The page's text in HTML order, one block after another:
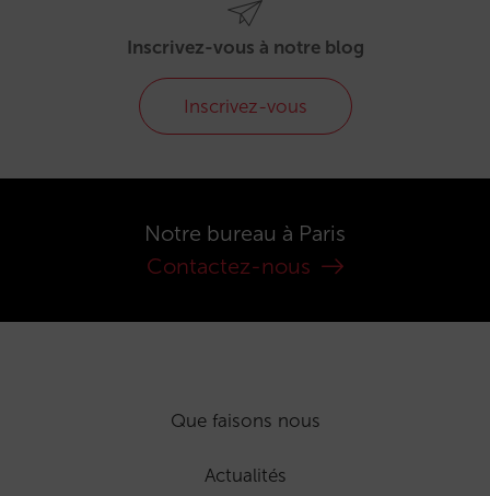
Inscrivez-vous à notre blog
Inscrivez-vous
Notre bureau à Paris
Contactez-nous
Que faisons nous
Actualités